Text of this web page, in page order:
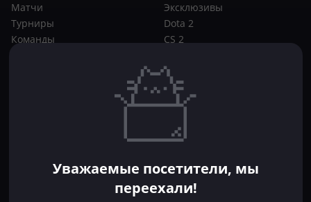
Матчи
Турниры
Команды
Эксклюзивы
Dota 2
CS 2
Букмекеры
CS 2
ФрибетыУважаемые посетители, мы
переехали!